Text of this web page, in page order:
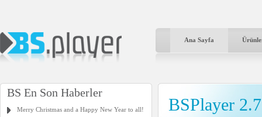
Ana Sayfa
BS En Son Haberler
Merry Christmas and a Happy New Year to all! BSPlayer